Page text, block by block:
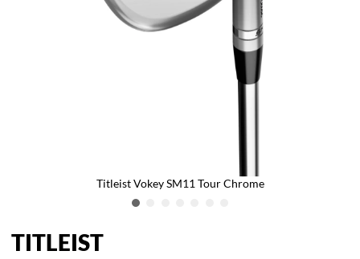
Titleist Vokey SM11 Tour Chrome
TITLEIST